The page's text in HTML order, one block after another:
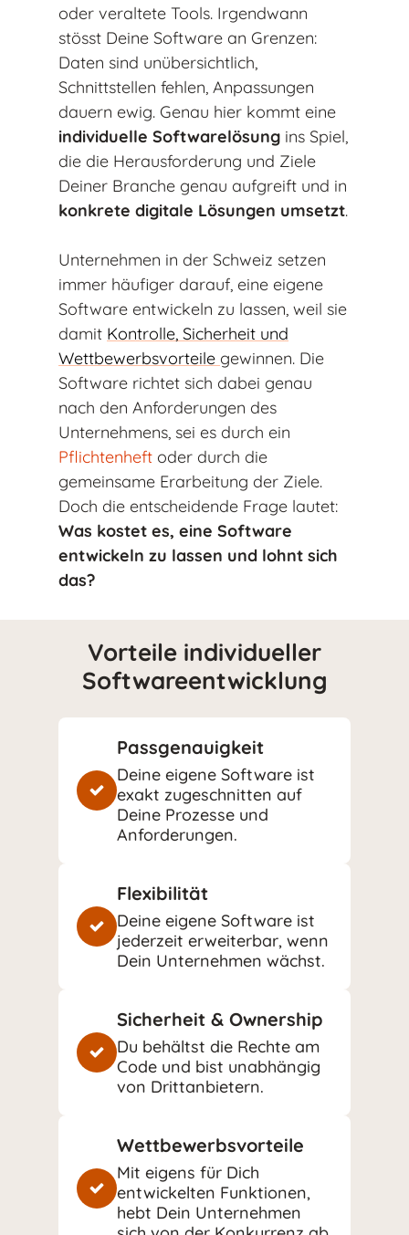
oder veraltete Tools. Irgendwann
stösst Deine Software an Grenzen:
Daten sind unübersichtlich,
Schnittstellen fehlen, Anpassungen
dauern ewig. Genau hier kommt eine
individuelle Softwarelösung ins Spiel,
die die Herausforderung und Ziele
Deiner Branche genau aufgreift und in
konkrete digitale Lösungen umsetzt.
Unternehmen in der Schweiz setzen
immer häufiger darauf, eine eigene
Software entwickeln zu lassen, weil sie
damit Kontrolle, Sicherheit und
Wettbewerbsvorteile gewinnen. Die
Software richtet sich dabei genau
nach den Anforderungen des
Unternehmens, sei es durch ein
Pflichtenheft oder durch die
gemeinsame Erarbeitung der Ziele.
Doch die entscheidende Frage lautet:
Was kostet es, eine Software
entwickeln zu lassen und lohnt sich
das?
Vorteile individueller
Softwareentwicklung
Passgenauigkeit
Deine eigene Software ist
exakt zugeschnitten auf
Deine Prozesse und
Anforderungen.
Flexibilität
Deine eigene Software ist
jederzeit erweiterbar, wenn
Dein Unternehmen wächst.
Sicherheit & Ownership
Du behältst die Rechte am
Code und bist unabhängig
von Drittanbietern.
Wettbewerbsvorteile
Mit eigens für Dich
entwickelten Funktionen,
hebt Dein Unternehmen